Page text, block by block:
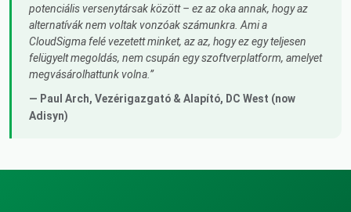
potenciális versenytársak között – ez az oka annak, hogy az
alternatívák nem voltak vonzóak számunkra. Ami a
CloudSigma felé vezetett minket, az az, hogy ez egy teljesen
felügyelt megoldás, nem csupán egy szoftverplatform, amelyet
megvásárolhattunk volna.
— Paul Arch,Vezérigazgató & Alapító, DC West (now
Adisyn)